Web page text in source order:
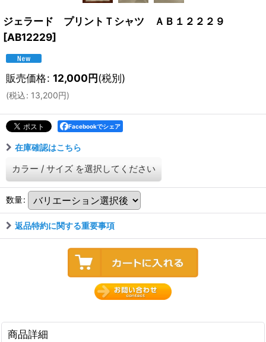
ジェラード プリントＴシャツ ＡＢ１２２２９
[AB12229]
販売価格: 12,000円(税別)
(税込: 13,200円)
Facebookでシェア
在庫確認はこちら
カラー / サイズ を選択してください
数量:
返品特約に関する重要事項
商品詳細